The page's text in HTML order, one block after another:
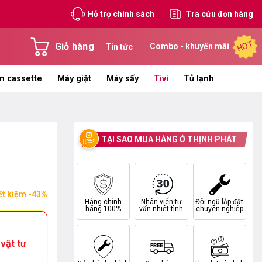
Hỗ trợ chính sách Tra cứu đơn hàng
Giỏ hàng Tin tức Combo - khuyến mãi HOT
cassette Máy giặt Máy sấy Tivi Tủ lạnh
kiệm -43%
vật tư
TẠI SAO MUA HÀNG Ở THỊNH PHÁT
Hàng chính
hãng 100%
Nhân viên tư
vấn nhiệt tình
Đội ngũ lắp đặt
chuyên nghiệp